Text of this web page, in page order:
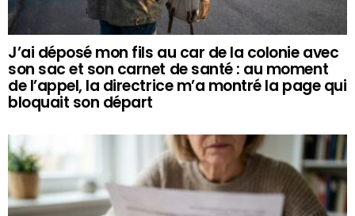
J’ai déposé mon fils au car de la colonie avec
son sac et son carnet de santé : au moment
de l’appel, la directrice m’a montré la page qui
bloquait son départ